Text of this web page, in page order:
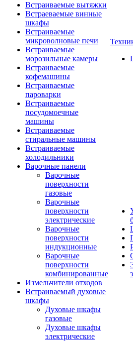
Встраиваемые вытяжки
Встраеваемые винные
шкафы
Встраиваемые
микроволновые печи
Встраиваемые
морозильные камеры
Встраиваемые
кофемашины
Встраиваемые
пароварки
Встраиваемые
посудомоечные
машины
Встраиваемые
стиральные машины
Встраиваемые
холодильники
Варочные панели
Варочные
поверхности
газовые
Варочные
поверхности
электрические
Варочные
поверхности
индукционные
Варочные
поверхности
комбинированные
Измельчители отходов
Встраиваемый духовые
шкафы
Духовые шкафы
газовые
Духовые шкафы
электрические